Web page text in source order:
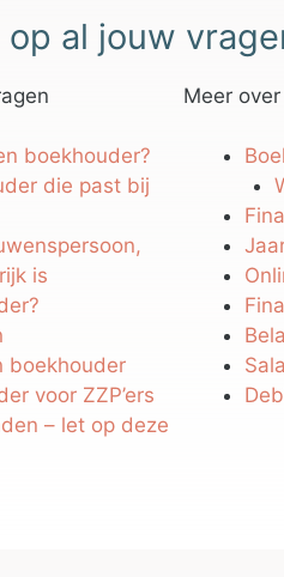
al jouw
boekhouder?
die past bij
is
boekhouder
voor ZZP’ers
– let op deze
Meer